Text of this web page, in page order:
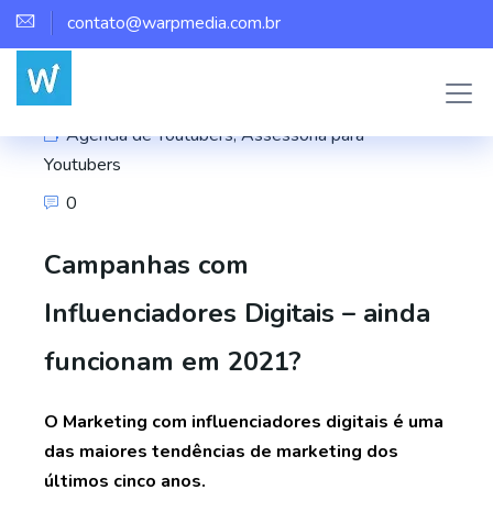
contato@warpmedia.com.br
Agência de Youtubers,Assessoria para
Youtubers
0
Campanhas com
Influenciadores Digitais – ainda
funcionam em 2021?
O Marketing com influenciadores digitais é uma
das maiores tendências de marketing dos
últimos cinco anos.